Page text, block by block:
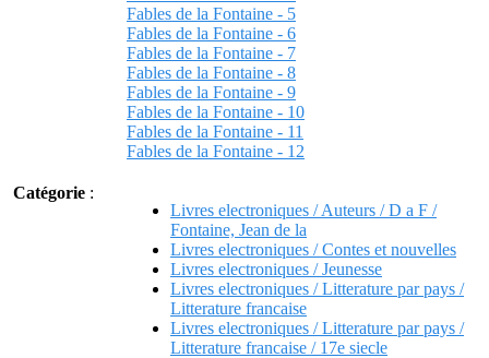
Fables de la Fontaine - 5
Fables de la Fontaine - 6
Fables de la Fontaine - 7
Fables de la Fontaine - 8
Fables de la Fontaine - 9
Fables de la Fontaine - 10
Fables de la Fontaine - 11
Fables de la Fontaine - 12
Catégorie :
Livres electroniques / Auteurs / D a F /
Fontaine, Jean de la
Livres electroniques / Contes et nouvelles
Livres electroniques / Jeunesse
Livres electroniques / Litterature par pays /
Litterature francaise
Livres electroniques / Litterature par pays /
Litterature francaise / 17e siecle